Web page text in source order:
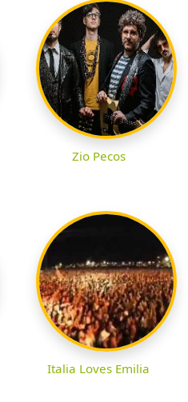
Zio Pecos
Italia Loves Emilia